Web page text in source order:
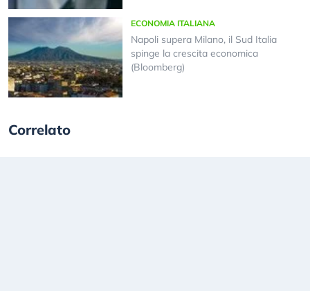
ECONOMIA ITALIANA
Napoli supera Milano, il Sud Italia
spinge la crescita economica
(Bloomberg)
Correlato